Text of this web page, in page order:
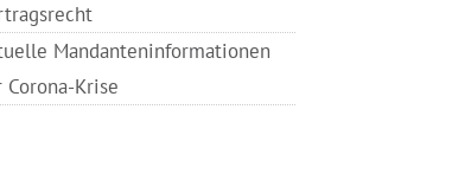
Mandanteninformationen
Corona-Krise